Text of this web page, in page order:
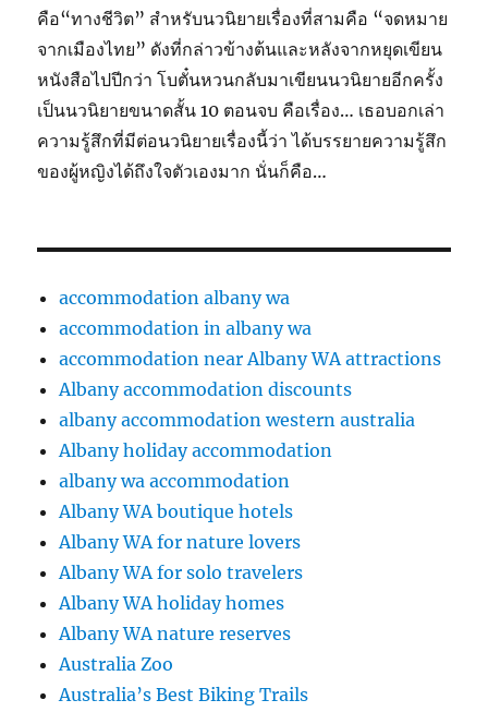
คือ“ทางชีวิต” สำหรับนวนิยายเรื่องที่สามคือ “จดหมาย
จากเมืองไทย” ดังที่กล่าวข้างต้นและหลังจากหยุดเขียน
หนังสือไปปีกว่า โบตั๋นหวนกลับมาเขียนนวนิยายอีกครั้ง
เป็นนวนิยายขนาดสั้น 10 ตอนจบ คือเรื่อง… เธอบอกเล่า
ความรู้สึกที่มีต่อนวนิยายเรื่องนี้ว่า ได้บรรยายความรู้สึก
ของผู้หญิงได้ถึงใจตัวเองมาก นั่นก็คือ…
accommodation albany wa
accommodation in albany wa
accommodation near Albany WA attractions
Albany accommodation discounts
albany accommodation western australia
Albany holiday accommodation
albany wa accommodation
Albany WA boutique hotels
Albany WA for nature lovers
Albany WA for solo travelers
Albany WA holiday homes
Albany WA nature reserves
Australia Zoo
Australia’s Best Biking Trails